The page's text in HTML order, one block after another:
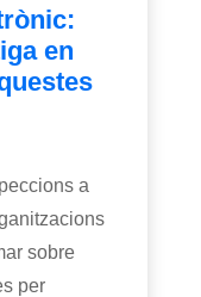
en
a
sobre
per